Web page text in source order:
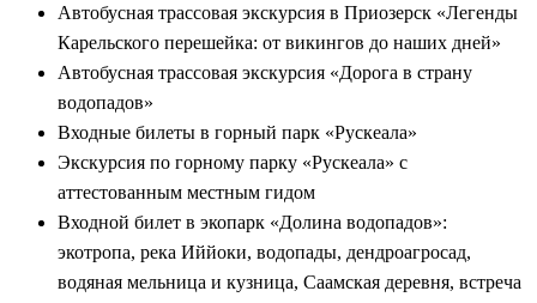
Автобусная трассовая экскурсия в Приозерск «Легенды
Карельского перешейка: от викингов до наших дней»
Автобусная трассовая экскурсия «Дорога в страну
водопадов»
Входные билеты в горный парк «Рускеала»
Экскурсия по горному парку «Рускеала» с
аттестованным местным гидом
Входной билет в экопарк «Долина водопадов»:
экотропа, река Иййоки, водопады, дендроагросад,
водяная мельница и кузница, Саамская деревня, встреча